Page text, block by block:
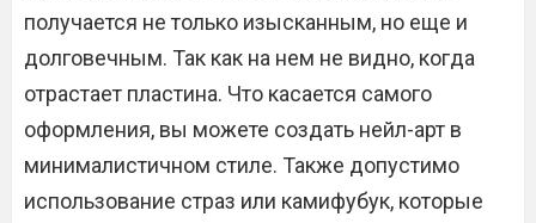
получается не только изысканным, но еще и
долговечным. Так как на нем не видно, когда
отрастает пластина. Что касается самого
оформления, вы можете создать нейл-арт в
минималистичном стиле. Также допустимо
использование страз или камифубук, которые